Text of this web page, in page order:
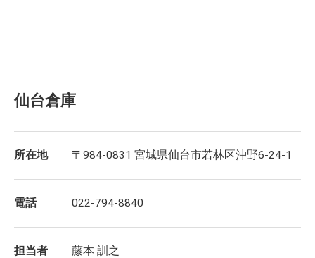
仙台倉庫
所在地 〒984-0831 宮城県仙台市若林区沖野6-24-1
電話 022-794-8840
担当者 藤本 訓之